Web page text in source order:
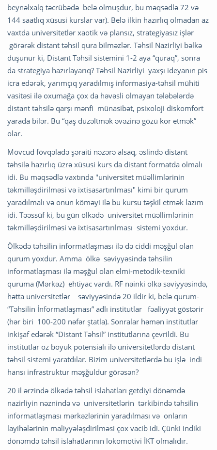
beynəlxalq təcrübədə belə olmuşdur, bu məqsədlə 72 və
144 saatlıq xüsusi kurslar var). Belə ilkin hazırlıq olmadan az
vaxtda universitetlər xaotik və plansız, strategiyasız işlər
görərək distant təhsil qura bilməzlər. Təhsil Nazirliyi bəlkə
düşünür ki, Distant Təhsil sistemini 1-2 aya “quraq”, sonra
da strategiya hazırlayarıq? Təhsil Nazirliyi yaxşı ideyanın pis
icra edərək, yarımçıq yaradılmış informasiya-təhsil mühiti
vasitəsi ilə oxumağa çox da həvəsli olmayan tələbələrdə
distant təhsilə qarşı mənfi münasibət, psixoloji diskomfort
yarada bilər. Bu “qaş düzəltmək əvəzinə gözü kor etmək”
olar.
Mövcud fövqəladə şəraiti nəzərə alsaq, əslində distant
təhsilə hazırlıq üzrə xüsusi kurs da distant formatda olmalı
idi. Bu məqsədlə vaxtında "universitet müəllimlərinin
təkmilləşdirilməsi və ixtisasartırılması" kimi bir qurum
yaradılmalı və onun köməyi ilə bu kursu təşkil etmək lazım
idi. Təəssüf ki, bu gün ölkədə universitet müəllimlərinin
təkmilləşdirilməsi və ixtisasartırılması sistemi yoxdur.
Ölkədə təhsilin informatlaşması ilə də ciddi məşğul olan
qurum yoxdur. Amma ölkə səviyyəsində təhsilin
informatlaşması ilə məşğul olan elmi-metodik-texniki
quruma (Mərkəz) ehtiyac vardı. RF nəinki ölkə səviyyəsində,
hətta universitetlər səviyyəsində 20 ildir ki, belə qurum-
“Təhsilin İnformatlaşması” adlı institutlar fəaliyyət göstərir
(hər biri 100-200 nəfər ştatla). Sonralar həmən institutlar
inkişaf edərək “Distant Təhsil” institutlarına çevrildi. Bu
institutlar öz böyük potensialı ilə universitetlərdə distant
təhsil sistemi yaratdılar. Bizim universitetlərdə bu işlə indi
hansı infrastruktur məşğuldur görəsən?
20 il ərzində ölkədə təhsil islahatları getdiyi dönəmdə
nazirliyin nəznində və universitetlərin tərkibində təhsilin
informatlaşması mərkəzlərinin yaradılması və onların
layihələrinin maliyyələşdirilməsi çox vacib idi. Çünki indiki
dönəmdə təhsil islahatlarının lokomotivi İKT olmalıdır.